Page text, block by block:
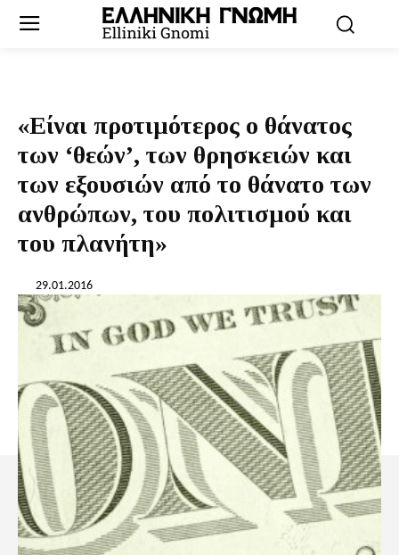
«Είναι προτιμότερος ο θάνατος
των ‘θεών’, των θρησκειών και
των εξουσιών από το θάνατο των
ανθρώπων, του πολιτισμού και
του πλανήτη»
29.01.2016